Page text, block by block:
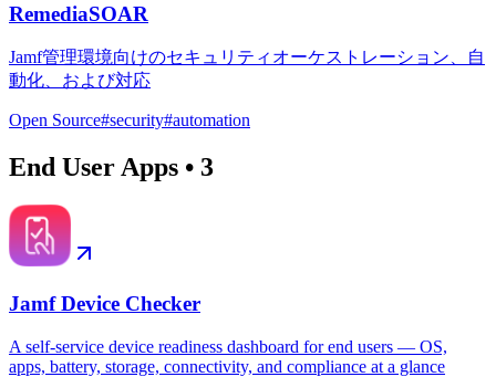
RemediaSOAR
Jamf管理環境向けのセキュリティオーケストレーション、自
動化、および対応
Open Source#security#automation
End User Apps • 3
Jamf Device Checker
A self-service device readiness dashboard for end users — OS,
apps, battery, storage, connectivity, and compliance at a glance